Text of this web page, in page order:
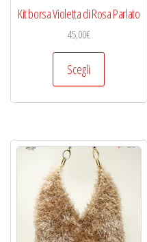
Kit borsa Violetta di Rosa Parlato
45,00€
Scegli
Questo
opzioni
possono
essere
scelte